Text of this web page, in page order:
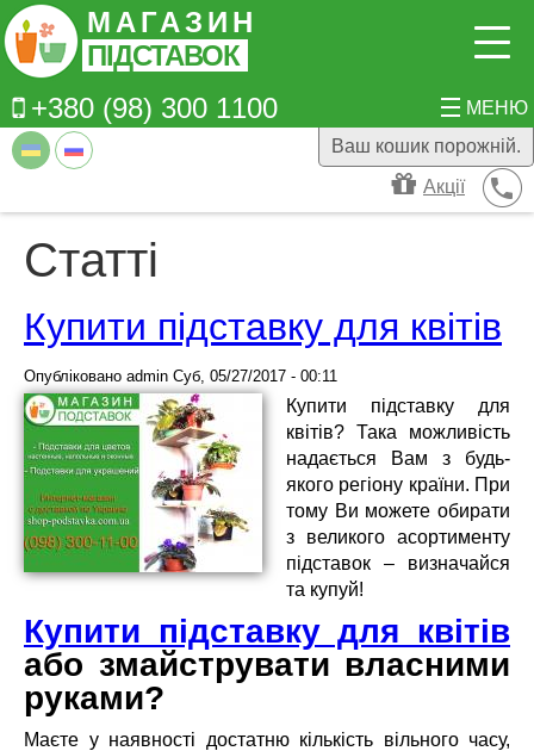
Перейти до основного вмісту
МАГАЗИН
ПІДСТАВОК
+380 (98) 300 1100
МЕНЮ
Акції
Ваш кошик порожній.
Статті
Купити підставку для квітів
Опубліковано admin Суб, 05/27/2017 - 00:11
Купити підставку для
квітів? Така можливість
надається Вам з будь-
якого регіону країни. При
тому Ви можете обирати
з великого асортименту
підставок – визначайся
та купуй!
Купити підставку для квітів
або змайструвати власними
руками?
Маєте у наявності достатню кількість вільного часу,